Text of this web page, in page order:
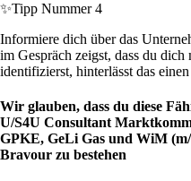
✨Tipp Nummer 4
Informiere dich über das
im Gespräch zeigst, dass du
identifizierst, hinterlässt das
Wir glauben, dass du diese
U/S4U Consultant
GPKE, GeLi Gas und WiM
Bravour zu bestehen